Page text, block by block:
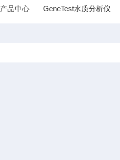
产品中心 GeneTest水质分析仪